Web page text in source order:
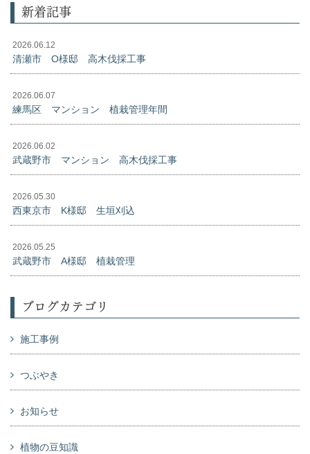
新着記事
2026.06.12
清瀬市 O様邸 高木伐採工事
2026.06.07
練馬区 マンション 植栽管理年間
2026.06.02
武蔵野市 マンション 高木伐採工事
2026.05.30
西東京市 K様邸 生垣刈込
2026.05.25
武蔵野市 A様邸 植栽管理
ブログカテゴリ
施工事例
つぶやき
お知らせ
植物の豆知識